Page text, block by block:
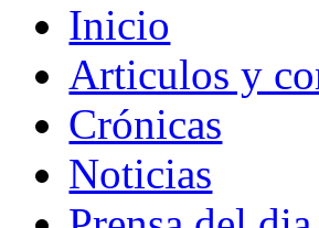
Inicio
Articulos y
Crónicas
Noticias